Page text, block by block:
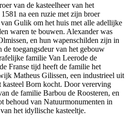
van de kasteelheer van het
na een ruzie met zijn broer
Gulik om het huis met alle adellijke
waren te bouwen. Alexander was
en hun wapenschilden zijn in
de toegangsdeur van het gebouw
familie Van Leerode de
Franse tijd heeft de familie het
Matheus Gilissen, een industrieel uit
kasteel Born kocht. Door vererving
de familie Barbou de Roosteren, en
behoud van Natuurmonumenten in
het idyllische kasteeltje.